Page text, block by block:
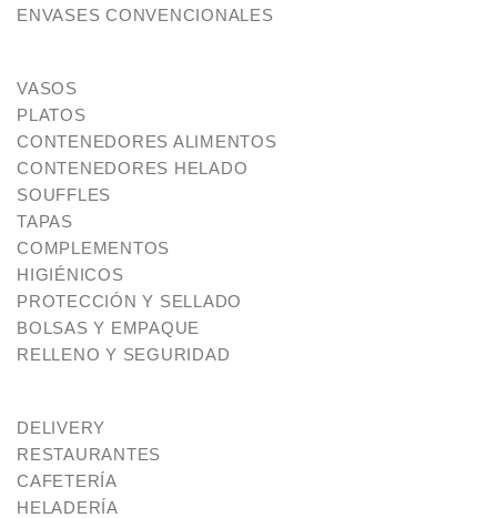
ENVASES CONVENCIONALES
VASOS
PLATOS
CONTENEDORES ALIMENTOS
CONTENEDORES HELADO
SOUFFLES
TAPAS
COMPLEMENTOS
HIGIÉNICOS
PROTECCIÓN Y SELLADO
BOLSAS Y EMPAQUE
RELLENO Y SEGURIDAD
DELIVERY
RESTAURANTES
CAFETERÍA
HELADERÍA